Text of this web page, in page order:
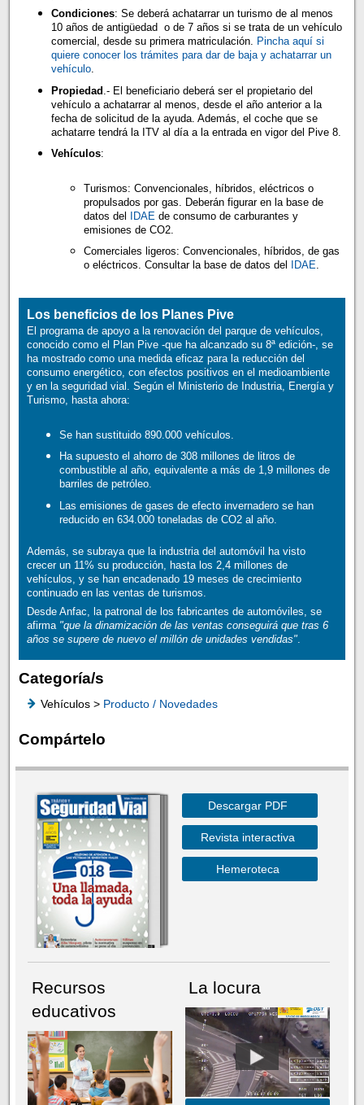
Condiciones: Se deberá achatarrar un turismo de al menos
10 años de antigüedad o de 7 años si se trata de un vehículo
comercial, desde su primera matriculación. Pincha aquí si
quiere conocer los trámites para dar de baja y achatarrar un
vehículo.
Propiedad .- El beneficiario deberá ser el propietario del
vehículo a achatarrar al menos, desde el año anterior a la
fecha de solicitud de la ayuda. Además, el coche que se
achatarre tendrá la ITV al día a la entrada en vigor del Pive 8.
Vehículos:
Turismos: Convencionales, híbridos, eléctricos o
propulsados por gas. Deberán figurar en la base de
datos del IDAE de consumo de carburantes y
emisiones de CO2.
Comerciales ligeros: Convencionales, híbridos, de gas
o eléctricos. Consultar la base de datos del
IDAE.
Los beneficios de los Planes Pive
El programa de apoyo a la renovación del parque de vehículos,
conocido como el Plan Pive -que ha alcanzado su 8ª edición-, se
ha mostrado como una medida eficaz para la reducción del
consumo energético, con efectos positivos en el medioambiente
y en la seguridad vial. Según el Ministerio de Industria, Energía y
Turismo, hasta ahora:
Se han sustituido 890.000 vehículos.
Ha supuesto el ahorro de 308 millones de litros de
combustible al año, equivalente a más de 1,9 millones de
barriles de petróleo.
Las emisiones de gases de efecto invernadero se han
reducido en 634.000 toneladas de CO2 al año.
Además, se subraya que la industria del automóvil ha visto
crecer un 11% su producción, hasta los 2,4 millones de
vehículos, y se han encadenado 19 meses de crecimiento
continuado en las ventas de turismos.
Desde Anfac, la patronal de los fabricantes de automóviles, se
afirma "que la dinamización de las ventas conseguirá que tras 6
años se supere de nuevo el millón de unidades vendidas".
Categoría/s
Vehículos > Producto / Novedades
Compártelo
Descargar PDF
Revista interactiva
Hemeroteca
Recursos
educativos
La locura